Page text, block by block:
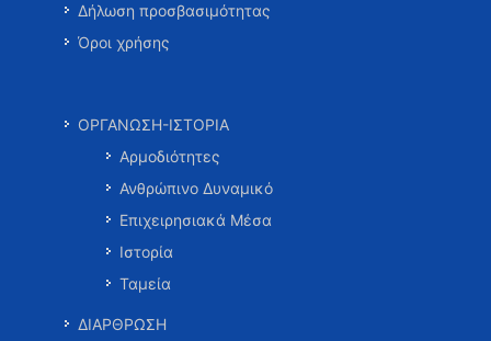
Δήλωση προσβασιμότητας
Όροι χρήσης
ΟΡΓΑΝΩΣΗ-ΙΣΤΟΡΙΑ
Αρμοδιότητες
Ανθρώπινο Δυναμικό
Επιχειρησιακά Μέσα
Ιστορία
Ταμεία
ΔΙΑΡΘΡΩΣΗ